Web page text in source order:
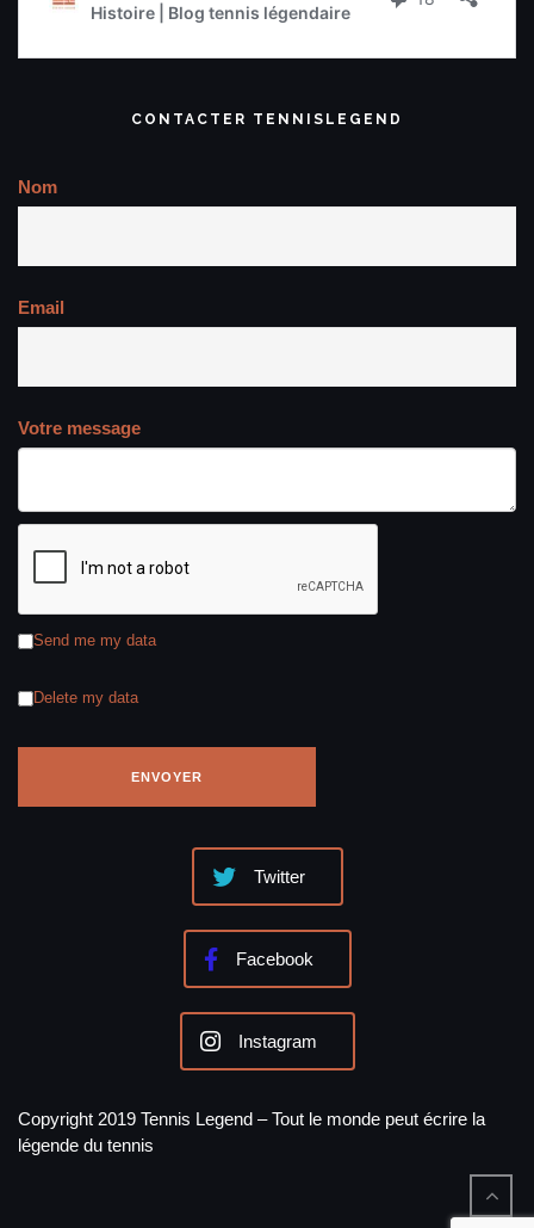
CONTACTER TENNISLEGEND
Nom
Email
Votre message
Send me my data
Delete my data
Twitter
Facebook
Instagram
Copyright 2019 Tennis Legend – Tout le monde peut écrire la
légende du tennis